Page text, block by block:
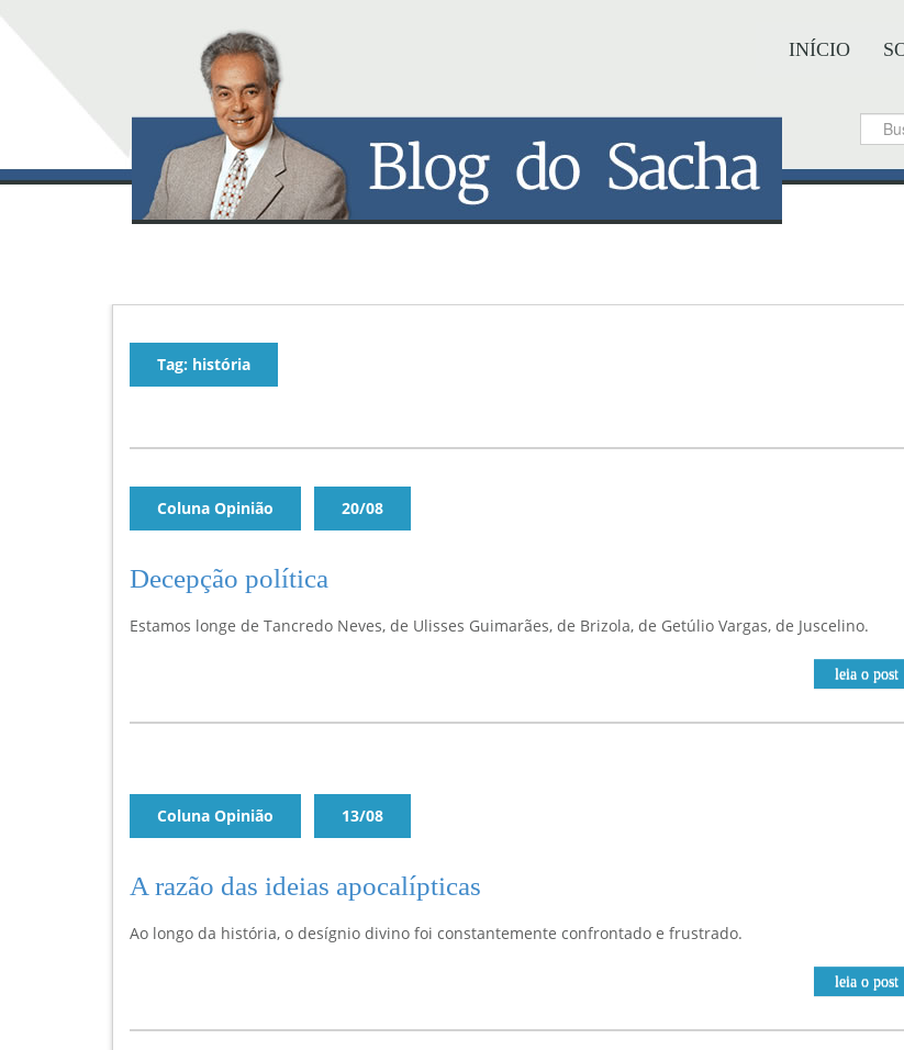
INÍCIO
Tag: história
Coluna Opinião 20/08
Decepção política
Estamos longe de Tancredo Neves, de Ulisses Guimarães, de Brizola, de Getúlio Vargas, de Juscelino.
leia o post
Coluna Opinião 13/08
A razão das ideias apocalípticas
Ao longo da história, o desígnio divino foi constantemente confrontado e frustrado.
leia o post